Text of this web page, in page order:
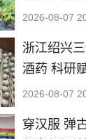
2026-08-07
浙江绍兴
酒药 科研
2026-08-07
穿汉服 弹